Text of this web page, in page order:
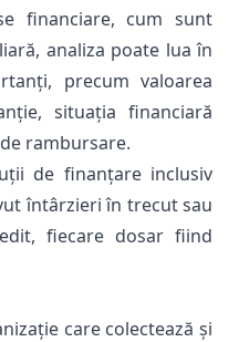
financiare, cum sunt
analiza poate lua în
precum valoarea
situația financiară
rambursare.
de finanțare inclusiv
întârzieri în trecut sau
fiecare dosar fiind
care colectează și